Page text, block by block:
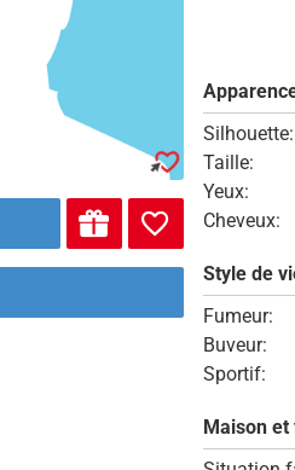
Silhouette:
Taille:
Yeux:
Cheveux:
Style de
Fumeur:
Buveur:
Sportif:
Maison